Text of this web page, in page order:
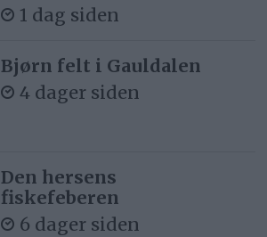
1 dag siden
Bjørn felt i Gauldalen
4 dager siden
Den hersens
fiskefeberen
6 dager siden